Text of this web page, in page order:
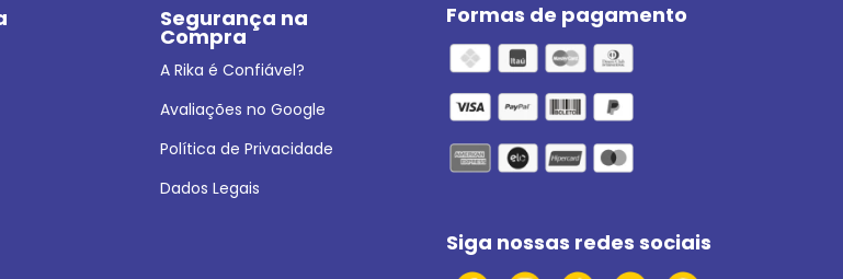
Segurança na
Compra
A Rika é Confiável?
Avaliações no Google
Política de Privacidade
Dados Legais
Formas de pagamento
Siga nossas redes sociais